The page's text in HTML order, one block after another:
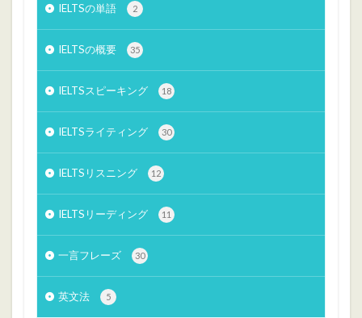
IELTSの単語 2
IELTSの概要 35
IELTSスピーキング 18
IELTSライティング 30
IELTSリスニング 12
IELTSリーディング 11
一言フレーズ 30
英文法 5